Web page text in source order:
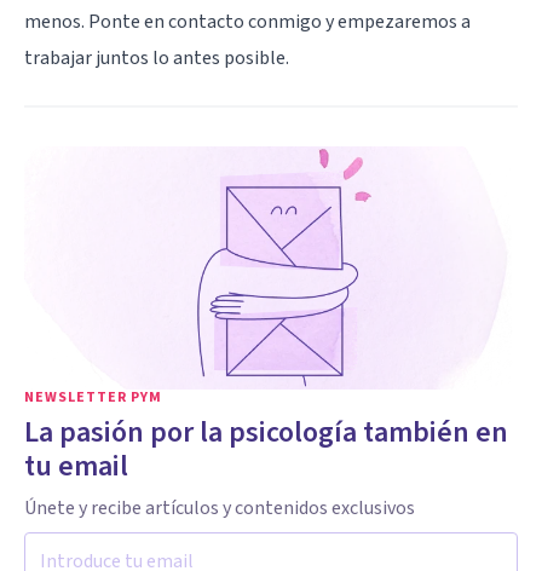
menos. Ponte en contacto conmigo y empezaremos a
trabajar juntos lo antes posible.
NEWSLETTER PYM
La pasión por la psicología también en
tu email
Únete y recibe artículos y contenidos exclusivos